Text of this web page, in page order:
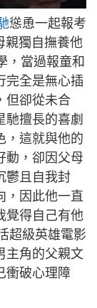
慫恿一起報考
親獨自撫養他
，當過報童和
完全是無心插
但卻從未合
馳擅長的喜劇
，這就與他的
動，卻因父母
鬱且自我封
，因此他一直
覺得自己有他
超級英雄電影
主角的父親文
衝破心理障